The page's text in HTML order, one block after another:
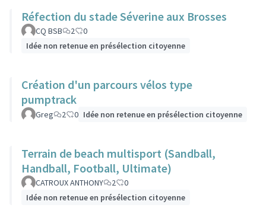
Réfection du stade Séverine aux Brosses
CQ BSB 2
0
Idée non retenue en présélection citoyenne
Création d'un parcours vélos type
pumptrack
Greg 2 0 Idée non retenue en présélection citoyenne
Terrain de beach multisport (Sandball,
Handball, Football, Ultimate)
CATROUX ANTHONY 2
0
Idée non retenue en présélection citoyenne